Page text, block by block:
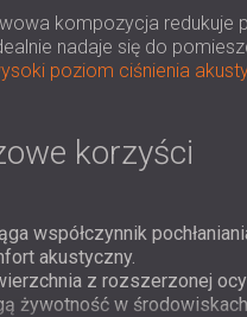
kompozycja redukuje
nadaje się do
poziom ciśnienia
korzyści
współczynnik
akustyczny.
z rozszerzonej
żywotność w